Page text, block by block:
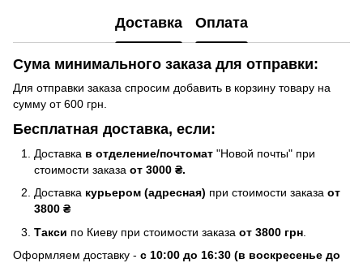
Доставка Оплата
Сума минимального заказа для отправки:
Для отправки заказа спросим добавить в корзину товару на
сумму от 600 грн.
Бесплатная доставка, если:
Доставка в отделение/почтомат "Новой почты" при
стоимости заказа от 3000 ₴.
Доставка курьером (адресная) при стоимости заказа от
3800 ₴
Такси по Киеву при стоимости заказа от 3800 грн
Оформляем доставку - с 10:00 до 16:30 (в воскресенье до